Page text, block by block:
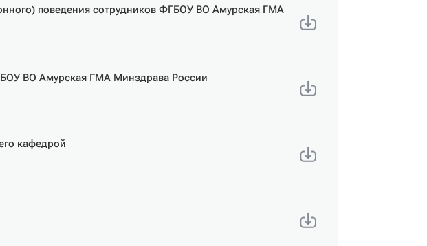
поведения сотрудников ФГБОУ ВО Амурская ГМА
ВО Амурская ГМА Минздрава России
кафедрой